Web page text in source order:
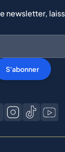
newsletter,
S'abonner